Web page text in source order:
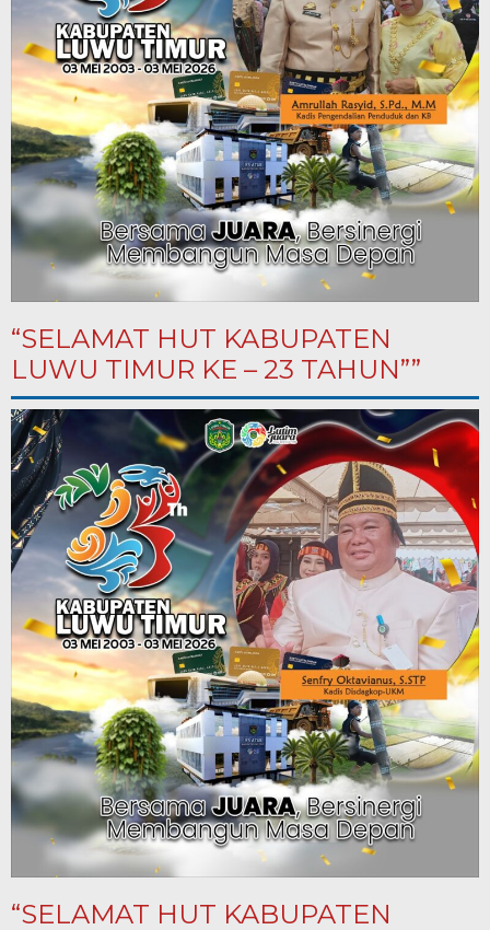
“SELAMAT HUT KABUPATEN
LUWU TIMUR KE – 23 TAHUN””
“SELAMAT HUT KABUPATEN